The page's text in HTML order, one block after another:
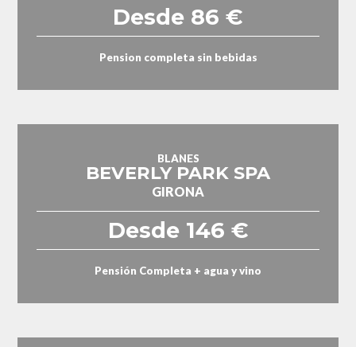
Desde 86 €
Pension completa sin bebidas
BLANES
BEVERLY PARK SPA
GIRONA
Desde 146 €
Pensión Completa + agua y vino